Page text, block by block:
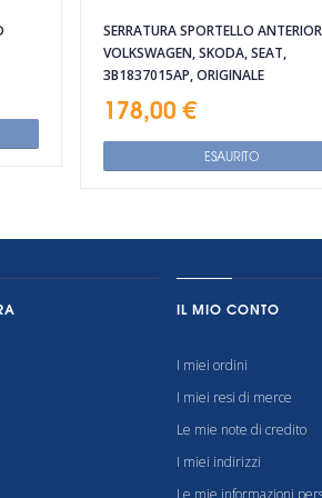
SERRATURA SPORTELLO
VOLKSWAGEN, SKODA, SEAT,
3B1837015AP, ORIGINALE
178,00 €
ESAURITO
IL MIO CONTO
I miei ordini
I miei resi di merce
Le mie note di credito
I miei indirizzi